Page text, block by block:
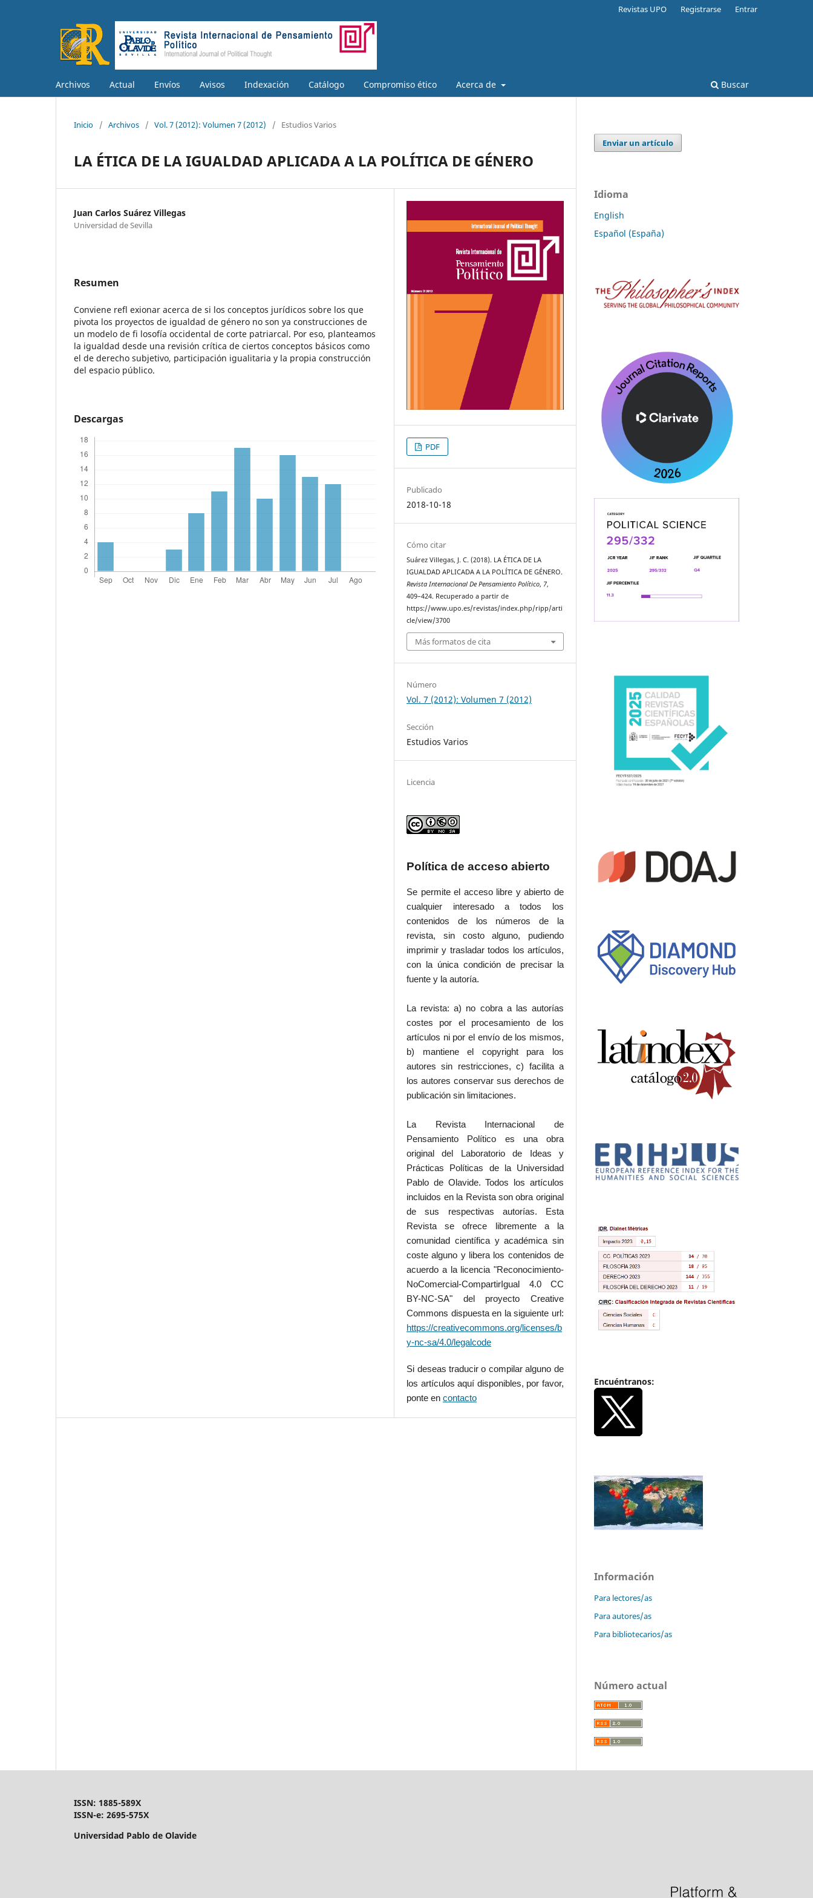
Archivos Actual Envíos Avisos Indexación Catálogo Compromiso ético Acerca de Buscar
Revistas UPO Registrarse Entrar
Inicio / Archivos / Vol. 7 (2012): Volumen 7 (2012) / Estudios Varios
LA ÉTICA DE LA IGUALDAD APLICADA A LA POLÍTICA DE GÉNERO
Juan Carlos Suárez Villegas
Universidad de Sevilla
Resumen
Conviene refl exionar acerca de si los conceptos jurídicos sobre los que
pivota los proyectos de igualdad de género no son ya construcciones de
un modelo de fi losofía occidental de corte patriarcal. Por eso, planteamos
la igualdad desde una revisión crítica de ciertos conceptos básicos como
el de derecho subjetivo, participación igualitaria y la propia construcción
del espacio público.
Descargas
PDF
Publicado
2018-10-18
Cómo citar
Suárez Villegas, J. C. (2018). LA ÉTICA DE LA
IGUALDAD APLICADA A LA POLÍTICA DE GÉNERO.
Revista Internacional De Pensamiento Político, 7,
409–424. Recuperado a partir de
https://www.upo.es/revistas/index.php/ripp/arti
cle/view/3700
Más formatos de cita
Número
Vol. 7 (2012): Volumen 7 (2012)
Sección
Estudios Varios
Licencia
Política de acceso abierto
Se permite el acceso libre y abierto de
cualquier interesado a todos los
contenidos de los números de la
revista, sin costo alguno, pudiendo
imprimir y trasladar todos los artículos,
con la única condición de precisar la
fuente y la autoría.
La revista: a) no cobra a las autorías
costes por el procesamiento de los
artículos ni por el envío de los mismos,
b) mantiene el copyright para los
autores sin restricciones, c) facilita a
los autores conservar sus derechos de
publicación sin limitaciones.
La Revista Internacional de
Pensamiento Político es una obra
original del Laboratorio de Ideas y
Prácticas Políticas de la Universidad
Pablo de Olavide. Todos los artículos
incluidos en la Revista son obra original
de sus respectivas autorías. Esta
Revista se ofrece libremente a la
comunidad científica y académica sin
coste alguno y libera los contenidos de
acuerdo a la licencia "Reconocimiento-
NoComercial-CompartirIgual 4.0 CC
BY-NC-SA" del proyecto Creative
Commons dispuesta en la siguiente url:
https://creativecommons.org/licenses/b
y-nc-sa/4.0/legalcode
Si deseas traducir o compilar alguno de
los artículos aquí disponibles, por favor,
ponte encontacto
Enviar un artículo
Idioma
English
Español (España)
Encuéntranos:
Información
Para lectores/as
Para autores/as
Para bibliotecarios/as
Número actual
ISSN: 1885-589X
ISSN-e: 2695-575X
Universidad Pablo de Olavide